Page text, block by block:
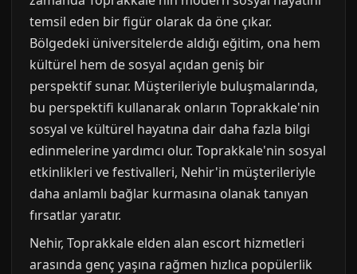
temsil eden bir figür olarak da öne çıkar.
Bölgedeki üniversitelerde aldığı eğitim, ona hem
kültürel hem de sosyal açıdan geniş bir
perspektif sunar. Müşterileriyle buluşmalarında,
bu perspektifi kullanarak onların Toprakkale'nin
sosyal ve kültürel hayatına dair daha fazla bilgi
edinmelerine yardımcı olur. Toprakkale'nin sosyal
etkinlikleri ve festivalleri, Nehir'in müşterileriyle
daha anlamlı bağlar kurmasına olanak tanıyan
fırsatlar yaratır.
Nehir, Toprakkale elden alan escort hizmetleri
arasında genç yaşına rağmen hızlıca popülerlik